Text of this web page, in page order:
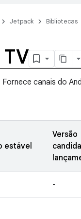
Jetpack Bibliotecas
Fornece canais do
estável
Versão
-